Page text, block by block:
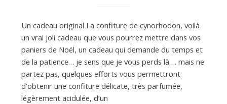
Un cadeau original La confiture de cynorhodon, voilà
un vrai joli cadeau que vous pourrez mettre dans vos
paniers de Noël, un cadeau qui demande du temps et
de la patience… je sens que je vous perds là…. mais ne
partez pas, quelques efforts vous permettront
d’obtenir une confiture délicate, très parfumée,
légèrement acidulée, d’un